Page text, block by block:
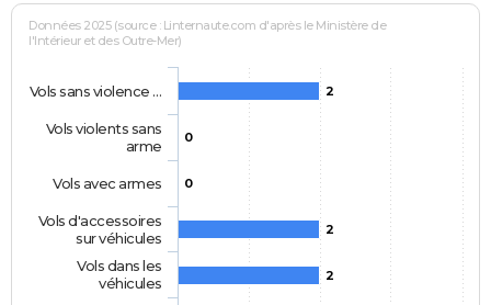
Données 2025 (source : Linternaute.com d'après le Ministère de
l'Intérieur et des Outre-Mer)
2
0
0
2
2
Vols sans violence …
Vols violents sans
arme
Vols avec armes
Vols d'accessoires
sur véhicules
Vols dans les
véhicules